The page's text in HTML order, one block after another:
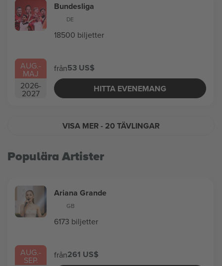
AUG.-
MAJ
2026-
2027
Bundesliga
DE
18500 biljetter
från53 US$
HITTA EVENEMANG
VISA MER- 20 TÄVLINGAR
Populära Artister
AUG.-
SEP.
Ariana Grande
GB
6173 biljetter
från261 US$